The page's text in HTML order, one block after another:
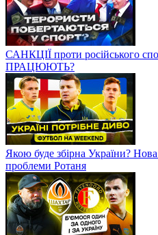
САНКЦІЇ проти російського
ПРАЦЮЮТЬ?
Якою буде збірна України?
проблеми Ротаня